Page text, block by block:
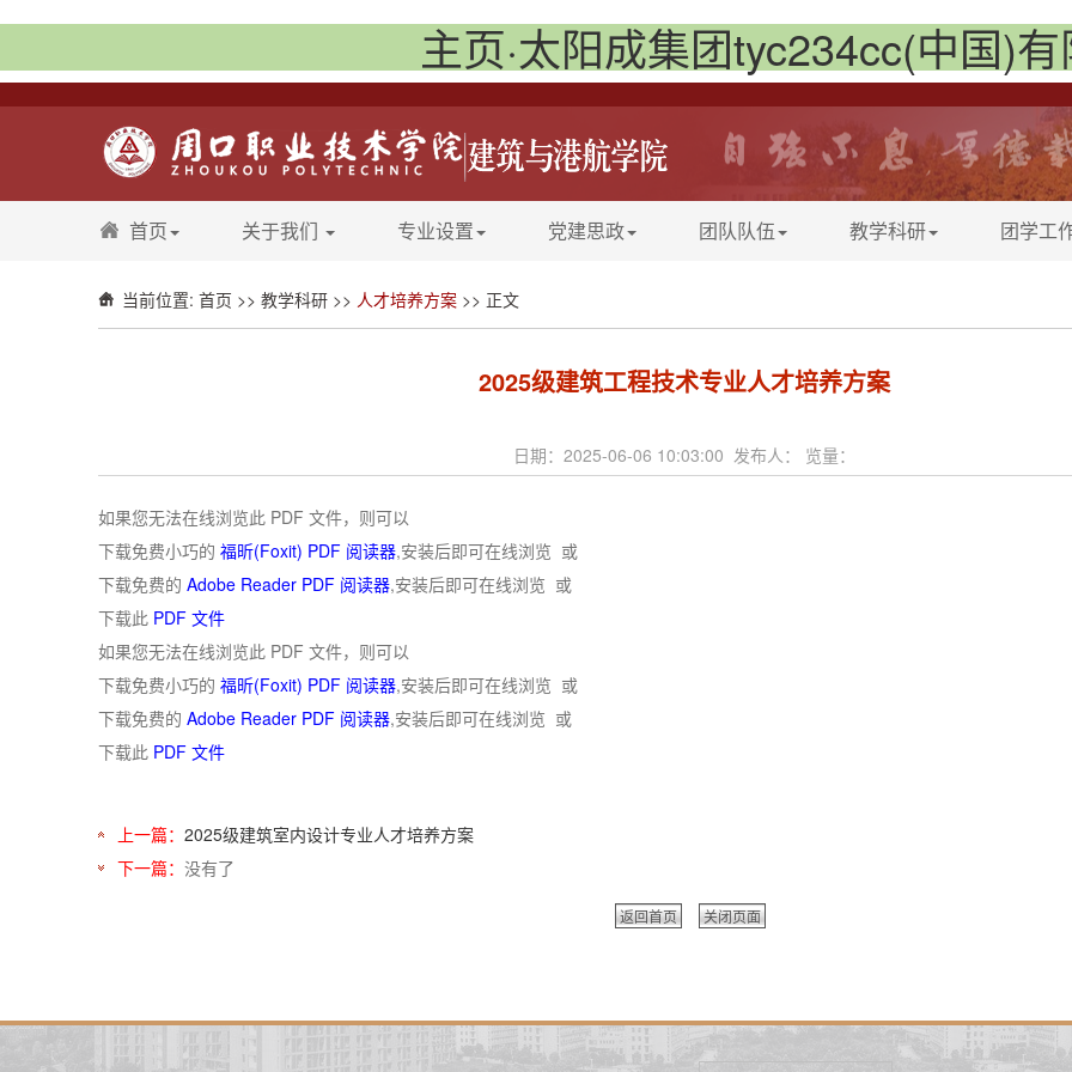
主页·太阳成集团tyc234cc(中国)
首页 关于我们 专业设置 党建思政 团队队伍 教学科研 团学工
当前位置: 首页 >> 教学科研 >> 人才培养方案 >> 正文
2025级建筑工程技术专业人才培养方案
日期：2025-06-06 10:03:00 发布人： 览量：
如果您无法在线浏览此 PDF 文件，则可以
下载免费小巧的 福昕(Foxit) PDF 阅读器,安装后即可在线浏览 或
下载免费的 Adobe Reader PDF 阅读器,安装后即可在线浏览 或
下载此 PDF 文件
如果您无法在线浏览此 PDF 文件，则可以
下载免费小巧的 福昕(Foxit) PDF 阅读器,安装后即可在线浏览 或
下载免费的 Adobe Reader PDF 阅读器,安装后即可在线浏览 或
下载此 PDF 文件
上一篇： 2025级建筑室内设计专业人才培养方案
下一篇： 没有了
返回首页 关闭页面